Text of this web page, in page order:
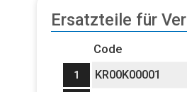
Ersatzteile für
Code
1 KR00K00001